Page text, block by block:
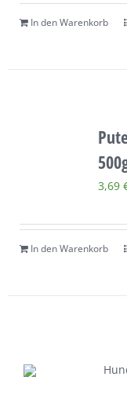
In den Warenkorb
3,69
In den Warenkorb